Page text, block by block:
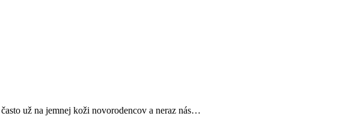
už na jemnej koži novorodencov a neraz nás…